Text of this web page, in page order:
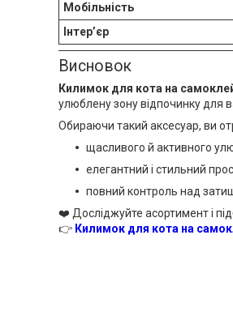
Мобільність
Інтер’єр
Висновок
Килимок для кота на
улюблену зону відпочинку для
Обираючи такий аксесуар, ви
щасливого й активного
елегантний і стильний
повний контроль над
❤️ Досліджуйте асортимент і
👉 Килимок для кота на